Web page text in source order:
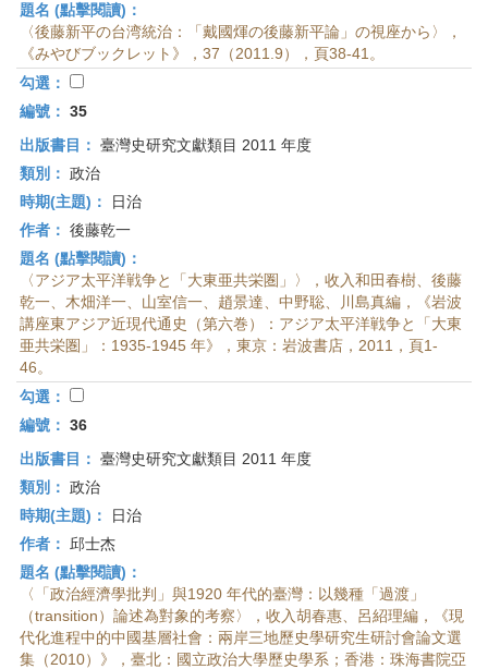
題名 (點擊閱讀)：
〈後藤新平の台湾統治：「戴國煇の後藤新平論」の視座から〉，
《みやびブックレット》，37（2011.9），頁38-41。
勾選：
編號： 35
出版書目： 臺灣史研究文獻類目 2011 年度
類別： 政治
時期(主題)：
日治
作者： 後藤乾一
題名 (點擊閱讀)：
〈アジア太平洋戦争と「大東亜共栄圏」〉，收入和田春樹、後藤
乾一、木畑洋一、山室信一、趙景達、中野聡、川島真編，《岩波
講座東アジア近現代通史（第六巻）：アジア太平洋戦争と「大東
亜共栄圏」：1935-1945 年》，東京：岩波書店，2011，頁1-
46。
勾選：
編號： 36
出版書目： 臺灣史研究文獻類目 2011 年度
類別： 政治
時期(主題)：
日治
作者：
邱士杰
題名 (點擊閱讀)：
〈「政治經濟學批判」與1920 年代的臺灣：以幾種「過渡」
（transition）論述為對象的考察〉，收入胡春惠、呂紹理編，《現
代化進程中的中國基層社會：兩岸三地歷史學研究生研討會論文選
集（2010）》，臺北：國立政治大學歷史學系；香港：珠海書院亞